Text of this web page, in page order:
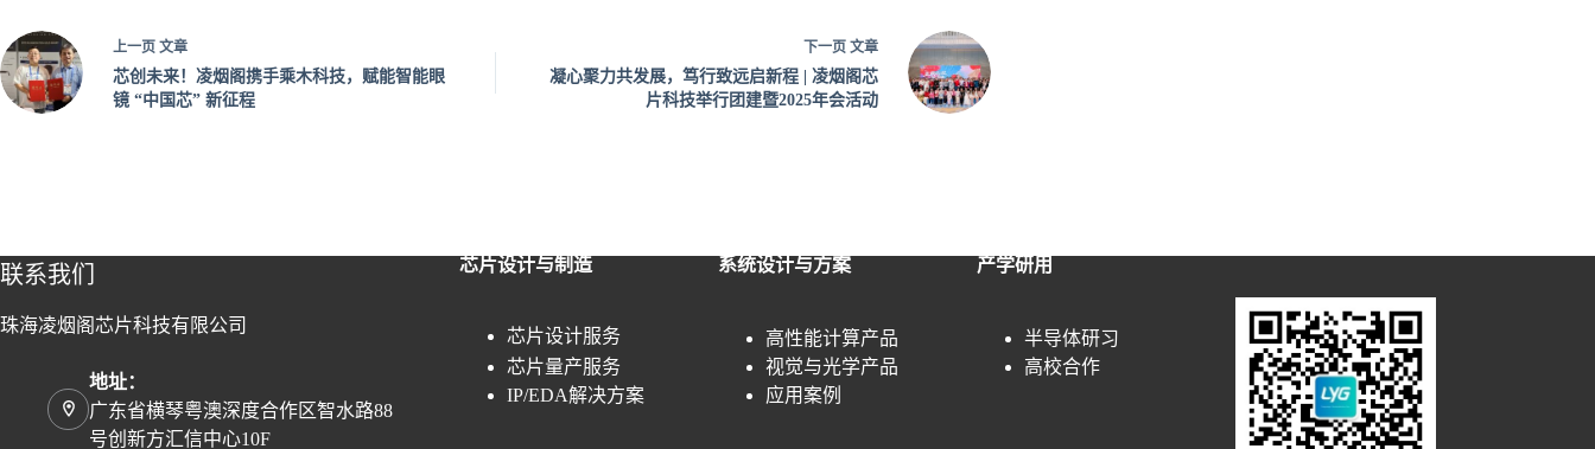
上一页 文章
芯创未来！凌烟阁携手乘木科技，赋能智能眼
镜 “中国芯” 新征程
下一页 文章
凝心聚力共发展，笃行致远启新程 | 凌烟阁芯
片科技举行团建暨2025年会活动
联系我们
珠海凌烟阁芯片科技有限公司
地址：
广东省横琴粤澳深度合作区智水路88
号创新方汇信中心10F
芯片设计与制造
芯片设计服务
芯片量产服务
IP/EDA解决方案
系统设计与方案
高性能计算产品
视觉与光学产品
应用案例
产学研用
半导体研习
高校合作